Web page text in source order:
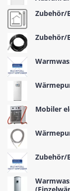
Zubehör/
Zubehör/
Mobiler
Zubehör/